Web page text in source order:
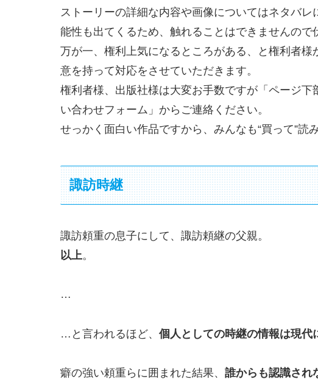
ストーリーの詳細な内容や画像についてはネタバ
能性も出てくるため、触れることはできませんので
万が一、権利上気になるところがある、と権利者
意を持って対応をさせていただきます。
権利者様、出版社様は大変お手数ですが「ページ
い合わせフォーム」からご連絡ください。
せっかく面白い作品ですから、みんなも“買って”読
諏訪時継
諏訪頼重の息子にして、諏訪頼継の父親。
以上。
…
…と言われるほど、 個人としての時継の情報は現代
癖の強い頼重らに囲まれた結果、 誰からも認識され